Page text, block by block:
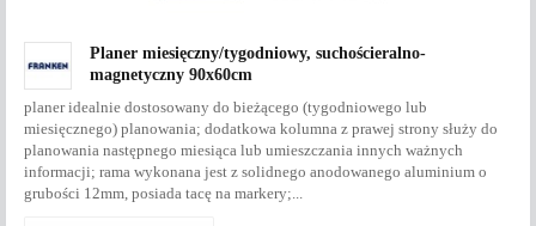
Planer miesięczny/tygodniowy, suchościeralno-
magnetyczny 90x60cm
planer idealnie dostosowany do bieżącego (tygodniowego lub
miesięcznego) planowania; dodatkowa kolumna z prawej strony służy do
planowania następnego miesiąca lub umieszczania innych ważnych
informacji; rama wykonana jest z solidnego anodowanego aluminium o
grubości 12mm, posiada tacę na markery;...